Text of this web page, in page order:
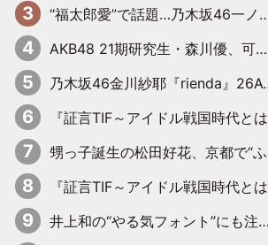
“福太郎愛”で話題…乃木坂46一ノ瀬美空、地元福岡『めんべい25周年トップサポーター』に就任
AKB48 21期研究生・森川優、可愛さもある大人の女性に
乃木坂46金川紗耶『rienda』26AW LOOKモデルに就任
『証言TIF～アイドル戦国時代とはなんだったのか～』第11回：私立恵比寿中学・真山りか×安本彩花「TIFで10年ぶりのキョンシーメイクをしたら、場を完全に引かせてしまって。時代が変わったんだなって」
甥っ子誕生の松田好花、京都で“ふたつの家族”をはしご！ “母”黒谷友香に見送られ、“父”松岡昌宏とはハシゴ酒
『証言TIF～アイドル戦国時代とはなんだったのか～』第10回：さくら学院・武藤彩未×飯田らうら「正直、中3で辞めるというのを信じてなくて。そう言われてはいたけど、嘘でしょって」
井上和の“やる気フォント”にも注目 乃木坂46が挑んだ書道パフォーマンスの舞台裏